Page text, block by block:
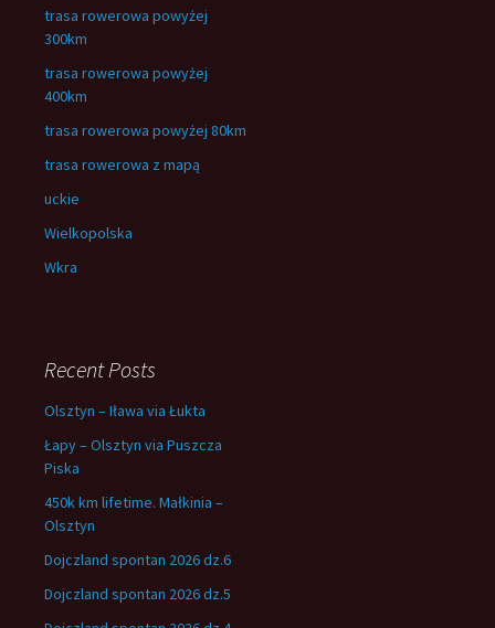
trasa rowerowa powyżej
300km
trasa rowerowa powyżej
400km
trasa rowerowa powyżej 80km
trasa rowerowa z mapą
uckie
Wielkopolska
Wkra
Recent Posts
Olsztyn – Iława via Łukta
Łapy – Olsztyn via Puszcza
Piska
450k km lifetime. Małkinia –
Olsztyn
Dojczland spontan 2026 dz.6
Dojczland spontan 2026 dz.5